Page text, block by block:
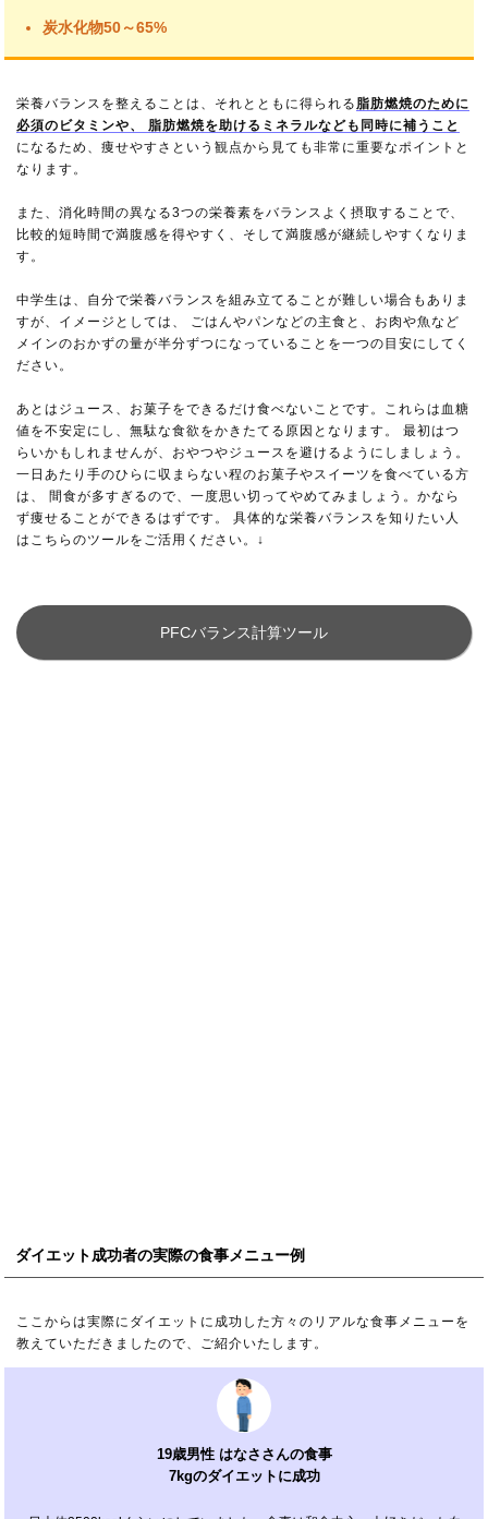
炭水化物50～65%
栄養バランスを整えることは、それとともに得られる 脂肪燃焼のために
必須のビタミンや、 脂肪燃焼を助けるミネラルなども同時に補うこと
になるため、痩せやすさという観点から見ても非常に重要なポイントと
なります。
また、消化時間の異なる3つの栄養素をバランスよく摂取することで、
比較的短時間で満腹感を得やすく、そして満腹感が継続しやすくなりま
す。
中学生は、自分で栄養バランスを組み立てることが難しい場合もありま
すが、イメージとしては、 ごはんやパンなどの主食と、お肉や魚など
メインのおかずの量が半分ずつになっていることを一つの目安にしてく
ださい。
あとはジュース、お菓子をできるだけ食べないことです。これらは血糖
値を不安定にし、無駄な食欲をかきたてる原因となります。 最初はつ
らいかもしれませんが、おやつやジュースを避けるようにしましょう。
一日あたり手のひらに収まらない程のお菓子やスイーツを食べている方
は、 間食が多すぎるので、一度思い切ってやめてみましょう。かなら
ず痩せることができるはずです。 具体的な栄養バランスを知りたい人
はこちらのツールをご活用ください。↓
PFCバランス計算ツール
ダイエット成功者の実際の食事メニュー例
ここからは実際にダイエットに成功した方々のリアルな食事メニューを
教えていただきましたので、ご紹介いたします。
19歳男性 はなささんの食事
7kgのダイエットに成功